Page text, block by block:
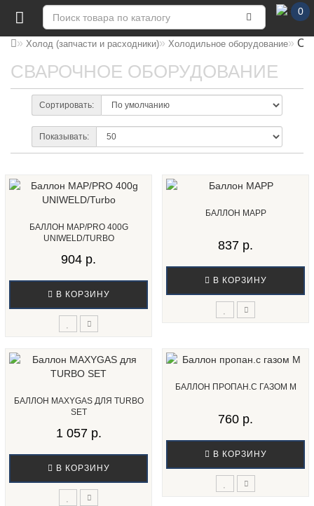
0
Холод (запчасти и расходники) Холодильное оборудование
СВАРОЧНОЕ ОБОРУДОВАНИЕ
Сортировать:
Показывать:
БАЛЛОН MAP/PRO 400G
UNIWELD/TURBO
904 р.
В КОРЗИНУ
БАЛЛОН MAPP
837 р.
В КОРЗИНУ
БАЛЛОН MAXYGAS ДЛЯ TURBO
SET
1 057 р.
В КОРЗИНУ
БАЛЛОН ПРОПАН.С ГАЗОМ М
760 р.
В КОРЗИНУ